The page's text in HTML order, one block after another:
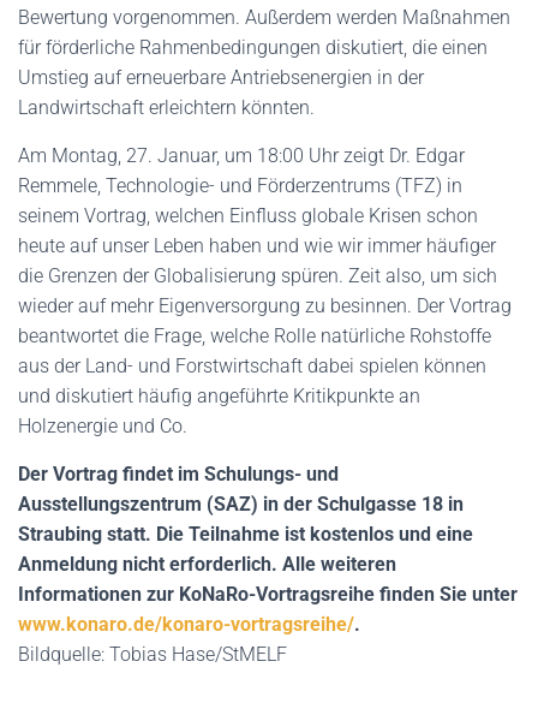
Bewertung vorgenommen. Außerdem werden Maßnahmen
für förderliche Rahmenbedingungen diskutiert, die einen
Umstieg auf erneuerbare Antriebsenergien in der
Landwirtschaft erleichtern könnten.
Am Montag, 27. Januar, um 18:00 Uhr zeigt Dr. Edgar
Remmele, Technologie- und Förderzentrums (TFZ) in
seinem Vortrag, welchen Einfluss globale Krisen schon
heute auf unser Leben haben und wie wir immer häufiger
die Grenzen der Globalisierung spüren. Zeit also, um sich
wieder auf mehr Eigenversorgung zu besinnen. Der Vortrag
beantwortet die Frage, welche Rolle natürliche Rohstoffe
aus der Land- und Forstwirtschaft dabei spielen können
und diskutiert häufig angeführte Kritikpunkte an
Holzenergie und Co.
Der Vortrag findet im Schulungs- und
Ausstellungszentrum (SAZ) in der Schulgasse 18 in
Straubing statt. Die Teilnahme ist kostenlos und eine
Anmeldung nicht erforderlich. Alle weiteren
Informationen zur KoNaRo-Vortragsreihe finden Sie unter
www.konaro.de/konaro-vortragsreihe/.
Bildquelle: Tobias Hase/StMELF